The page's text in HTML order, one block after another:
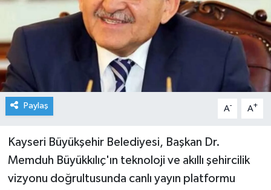
Paylaş A- A+
Kayseri Büyükşehir Belediyesi, Başkan Dr.
Memduh Büyükkılıç'ın teknoloji ve akıllı şehircilik
vizyonu doğrultusunda canlı yayın platformu